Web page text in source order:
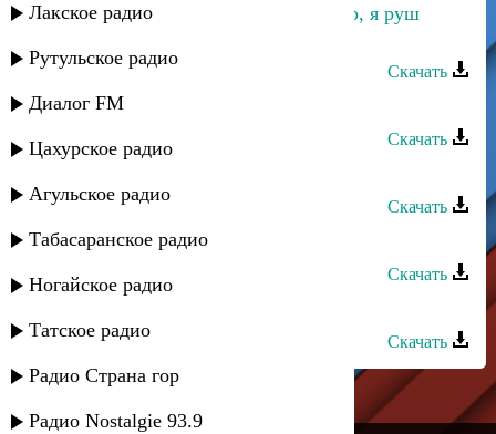
Лакское радио
Рутульское радио
Диалог FM
Цахурское радио
Агульское радио
Табасаранское радио
Ногайское радио
Татское радио
Радио Страна гор
Радио Nostalgie 93.9
Ризабала Агабалаев - Тариф мийир, я руш
Скачать
Ризабала Агабалаев - Хинкал
Скачать
Скачать
Ризабала Агабалаев - Шурва
Скачать
Скачать